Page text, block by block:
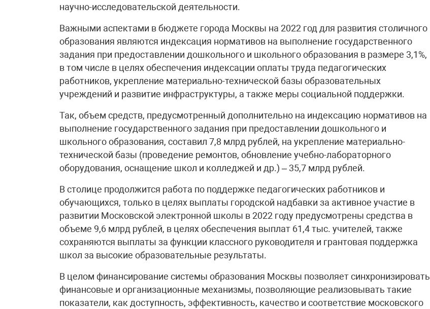
научно-исследовательской деятельности.
Важными аспектами в бюджете города Москвы на 2022 год для развития столичного
образования являются индексация нормативов на выполнение государственного
задания при предоставлении дошкольного и школьного образования в размере 3,1%,
в том числе в целях обеспечения индексации оплаты труда педагогических
работников, укрепление материально-технической базы образовательных
учреждений и развитие инфраструктуры, а также меры социальной поддержки.
Так, объем средств, предусмотренный дополнительно на индексацию нормативов на
выполнение государственного задания при предоставлении дошкольного и
школьного образования, составил 7,8 млрд рублей, на укрепление материально-
технической базы (проведение ремонтов, обновление учебно-лабораторного
оборудования, оснащение школ и колледжей и др.) – 35,7 млрд рублей.
В столице продолжится работа по поддержке педагогических работников и
обучающихся, только в целях выплаты городской надбавки за активное участие в
развитии Московской электронной школы в 2022 году предусмотрены средства в
объеме 9,6 млрд рублей, в целях обеспечения выплат 61,4 тыс. учителей, также
сохраняются выплаты за функции классного руководителя и грантовая поддержка
школ за высокие образовательные результаты.
В целом финансирование системы образования Москвы позволяет синхронизировать
финансовые и организационные механизмы, позволяющие реализовывать такие
показатели, как доступность, эффективность, качество и соответствие московского